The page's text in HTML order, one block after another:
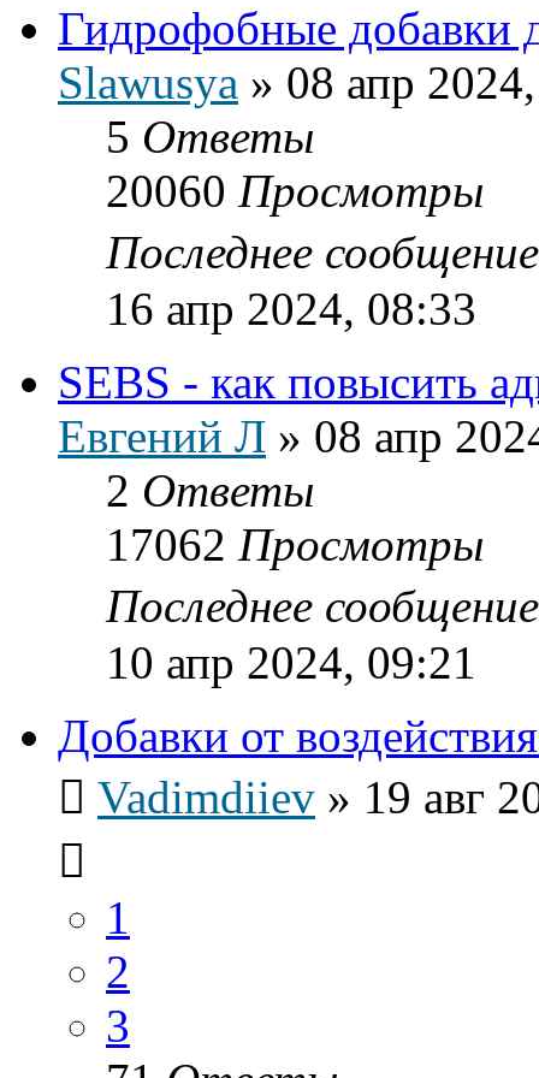
Гидрофобные добавки
Slawusya » 08 апр
5 Ответы
20060 Просмотры
Последнее
16 апр 2024, 08:33
SEBS - как повысить
Евгений Л » 08 апр
2 Ответы
17062 Просмотры
Последнее
10 апр 2024, 09:21
Добавки от
Vadimdiiev » 19 авг
1
2
3